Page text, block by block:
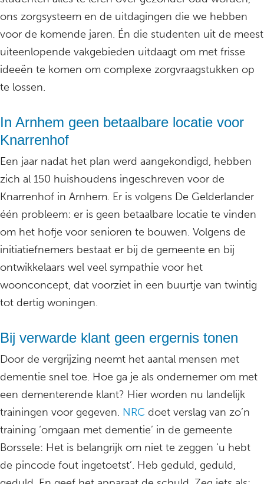
ons zorgsysteem en de uitdagingen die we hebben
voor de komende jaren. Én die studenten uit de meest
uiteenlopende vakgebieden uitdaagt om met frisse
ideeën te komen om complexe zorgvraagstukken op
te lossen.​
In Arnhem geen betaalbare locatie voor
Knarrenhof
Een jaar nadat het plan werd aangekondigd, hebben
zich al 150 huishoudens ingeschreven voor de
Knarrenhof in Arnhem. Er is volgens De Gelderlander
één probleem: er is geen betaalbare locatie te vinden
om het hofje voor senioren te bouwen. Volgens de
initiatiefnemers bestaat er bij de gemeente en bij
ontwikkelaars wel veel sympathie voor het
woonconcept, dat voorziet in een buurtje van twintig
tot dertig woningen.
Bij verwarde klant geen ergernis tonen
Door de vergrijzing neemt het aantal mensen met
dementie snel toe. Hoe ga je als ondernemer om met
een dementerende klant? Hier worden nu landelijk
trainingen voor gegeven. NRC doet verslag van zo’n
training ‘omgaan met dementie’ in de gemeente
Borssele: Het is belangrijk om niet te zeggen ‘u hebt
de pincode fout ingetoetst’. Heb geduld, geduld,